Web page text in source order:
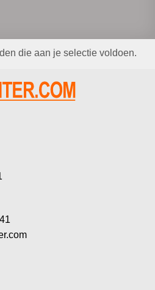
die aan je selectie voldoen.